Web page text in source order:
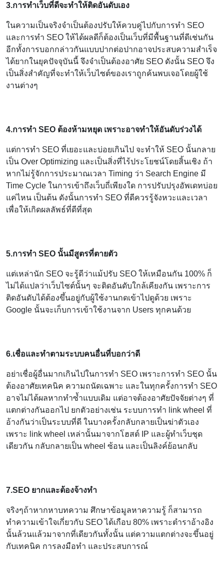
3.การทำเว็บที่ดีจะทำให้ติดอันดับเอง
ในความเป็นจริงจำเป็นต้องปรับให้ควบคู่ไปกับการทำ SEO
และการทำ SEO ให้ได้ผลดีก็ต้องเป็นเว็บที่มีพื้นฐานที่ดีเช่นกัน
อีกทั้งการบอกกล่าวกันแบบปากต่อปากอาจประสบความสำเร็จ
ได้ยากในยุคปัจจุบันนี้ จึงจำเป็นต้องอาศัย SEO ดังนั้น SEO จึง
เป็นสิ่งสำคัญที่จะทำให้เว็บไซต์ของเราถูกค้นพบเจอโดยผู้ใช้
งานต่างๆ
4.การทำ SEO ต้องห้ามหยุด เพราะอาจทำให้อันดับร่วงได้
แต่การทำ SEO ที่เยอะและบ่อยเกินไป จะทำให้ SEO นั้นกลาย
เป็น Over Optimizing และเป็นสิ่งที่ไร้ประโยชน์โดยสิ้นเชิง ถ้า
หากไม่รู้จักการประมาณเวลา Timing ว่า Search Engine มี
Time Cycle ในการเข้าถึงเว็บถี่เพียงใด การปรับปรุงอัพเดทบ่อย
แค่ไหน เป็นต้น ดังนั้นการทำ SEO ที่ดีควรรู้จังหวะและเวลา
เพื่อให้เกิดผลลัพธ์ที่ดีที่สุด
5.การทำ SEO นั้นมีสูตรที่ตายตัว
แต่เหล่านัก SEO จะรู้ดีว่าแม้ปรับ SEO ให้เหมือนกัน 100% ก็
ไม่ได้แปลว่าเว็บไซต์นั้นๆ จะติดอันดับใกล้เคียงกัน เพราะการ
ติดอันดับได้ต้องขึ้นอยู่กับผู้ใช้งานกดเข้าไปดูด้วย เพราะ
Google นั้นจะเก็บการเข้าใช้งานจาก Users ทุกคนด้วย
6.เชื่อและทำตามระบบคนอื่นที่บอกว่าดี
อย่าเชื่อผู้อื่นมากเกินไปในการทำ SEO เพราะการทำ SEO นั้น
ต้องอาศัยเทคนิค ความถนัดเฉพาะ และในทุกครั้งการทำ SEO
อาจไม่ได้ผลหากทำซ้ำแบบเดิม แต่อาจต้องอาศัยปัจจัยต่างๆ ที่
แตกต่างกันออกไป ยกตัวอย่างเช่น ระบบการทำ link wheel ที่
อ้างกันว่าเป็นระบบที่ดี ในบางครั้งกลับกลายเป็นฆ่าตัวเอง
เพราะ link wheel เหล่านั้นมาจากโฮสต์ IP และผู้ทำเว็บชุด
เดียวกัน กลับกลายเป็น wheel ซ้อน และเป็นลิงค์ย้อนกลับ
7.SEO ยากและต้องจ้างทำ
จริงๆถ้าหากหาบทความ ศึกษาข้อมูลหาความรู้ ก็สามารถ
ทำความเข้าใจเกี่ยวกับ SEO ได้เกือบ 80% เพราะตำราอ้างอิง
นั้นล้วนแล้วมาจากที่เดียวกันทั้งนั้น แต่ความแตกต่างจะขึ้นอยู่
กับเทคนิค การลงมือทำ และประสบการณ์